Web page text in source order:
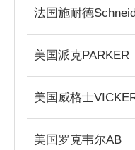
法国施耐德
美国派克PARKER
美国威格士
美国罗克韦尔AB